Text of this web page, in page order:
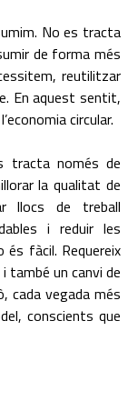
No es tracta
de forma més
reutilitzar
En aquest sentit,
circular.
tracta només de
la qualitat de
llocs de treball
i reduir les
fàcil. Requereix
també un canvi de
cada vegada més
conscients que